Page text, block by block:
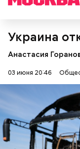
Украина
Анастасия
03 июня 20:46